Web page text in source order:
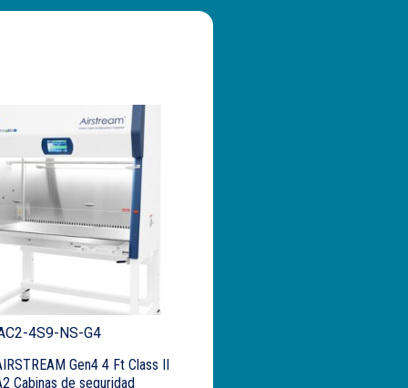
4S9-NS-G4
Gen4 4 Ft Class II
Cabinas de seguridad